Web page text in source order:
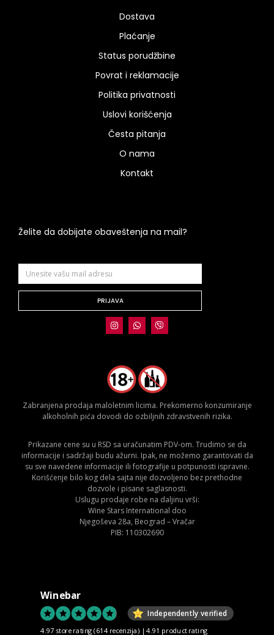
Dostava
Plaćanje
Status porudžbine
Povrat i reklamacije
Politika privatnosti
Uslovi korišćenja
Česta pitanja
O nama
Kontakt
Želite da dobijate obaveštenja na mail?
PRIJAVA
Zabranjena prodaja maloletnim licima. Prekomerno konzumiranje
alkoholnih pića dovodi do ozbiljnih zdravstvenih rizika.
Prikazane cene su u RSD sa uračunatim PDV-om. Trudimo se da
informacije i sadržaji budu ažurni. Ipak, ne možemo garantovati da
su sve navedene informacije ili fotografije u potpunosti ispravne.
Korišćenje bilo kog dela sajta nije dozvoljeno bez prethodne
dozvole i pisane saglasnosti.
Uslugu prodaje robe na daljinu vrši:
Wine Stars International doo
Njegoševa 28a, Beograd – Vračar
PIB: 110302690
Winebar
Independently verified
4.97 store rating (614 recenzija) |4.91 product rating